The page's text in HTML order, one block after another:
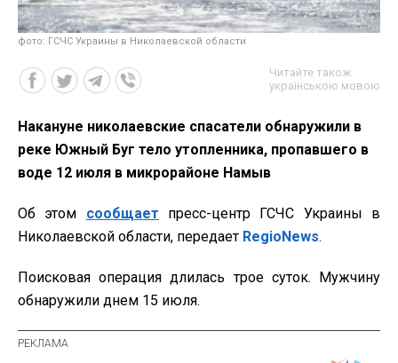
фото: ГСЧС Украины в Николаевской области
Читайте також
українською мовою
Накануне николаевские спасатели обнаружили в
реке Южный Буг тело утопленника, пропавшего в
воде 12 июля в микрорайоне Намыв
Об этом сообщает пресс-центр ГСЧС Украины в
Николаевской области, передает RegioNews.
Поисковая операция длилась трое суток. Мужчину
обнаружили днем 15 июля.